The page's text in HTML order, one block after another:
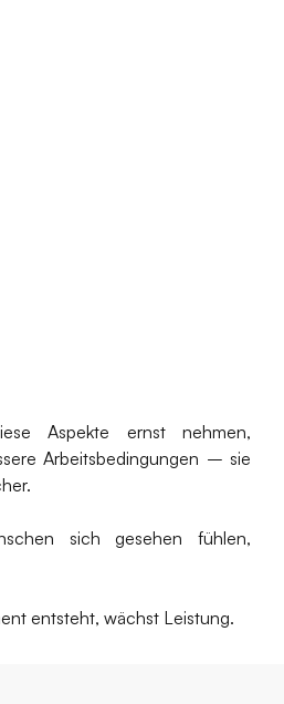
Aspekte ernst nehmen,
Arbeitsbedingungen – sie
sich gesehen fühlen,
entsteht, wächst Leistung.